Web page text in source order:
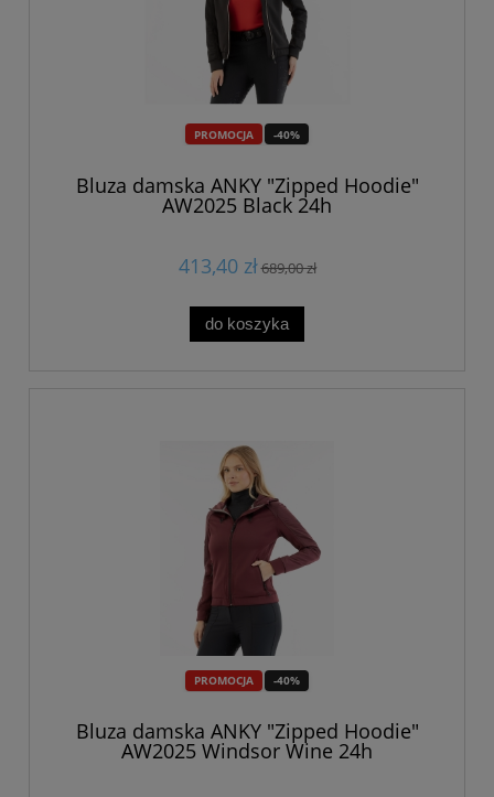
PROMOCJA -40%
Bluza damska ANKY "Zipped Hoodie"
AW2025 Black 24h
413,40 zł689,00 zł
do koszyka
PROMOCJA -40%
Bluza damska ANKY "Zipped Hoodie"
AW2025 Windsor Wine 24h